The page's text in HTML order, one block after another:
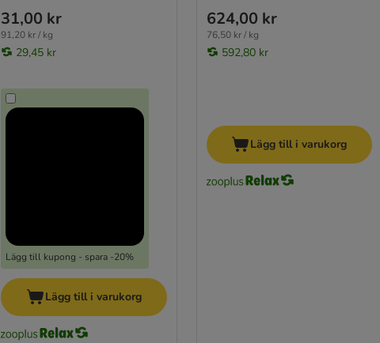
31,00 kr
91,20 kr / kg
29,45 kr
Lägg till kupong - spara -20%
Lägg till i varukorg
624,00 kr
76,50 kr / kg
592,80 kr
Lägg till i varukorg